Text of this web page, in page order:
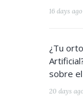
16 days ago
¿Tu
sobre
20 days